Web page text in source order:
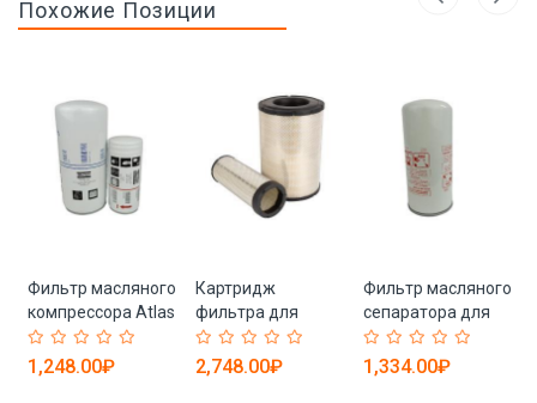
Похожие Позиции
Фильтр масляного
компрессора Atlas
с высоким
качеством (арт.
1,248.00₽
Картридж
фильтра для
промышленного
пылесборника
2,748.00₽
Фильтр масляного
сепаратора для
компрессора
Ingersoll Rand (арт.
1,334.00₽